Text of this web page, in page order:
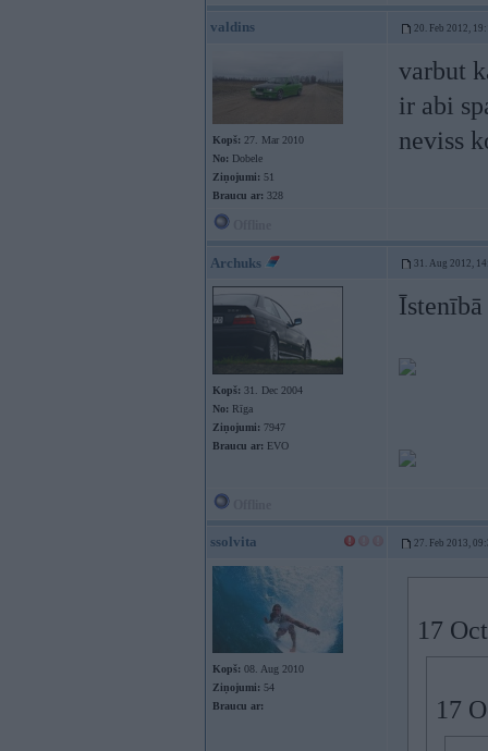
valdins 20. Feb 2012,
Kopš: 27. Mar 2010
No: Dobele
Ziņojumi: 51
Braucu ar: 328
varbut
ir abi
neviss
Archuks 31. Aug 2012,
Kopš: 31. Dec 2004
No: Rīga
Ziņojumi: 7947
Braucu ar: EVO
ssolvita 27. Feb 2013,
Kopš: 08. Aug 2010
Ziņojumi: 54
Braucu ar:
17
17